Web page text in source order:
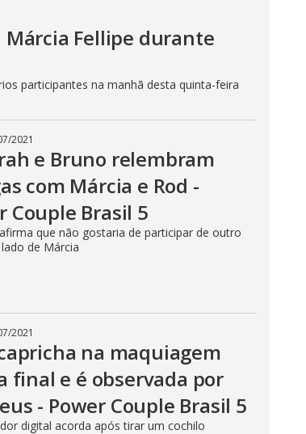
Márcia Fellipe durante
participantes na manhã desta quinta-feira
2021
e Bruno relembram
com Márcia e Rod -
Couple Brasil 5
que não gostaria de participar de outro
de Márcia
2021
na maquiagem
final e é observada por
- Power Couple Brasil 5
digital acorda após tirar um cochilo